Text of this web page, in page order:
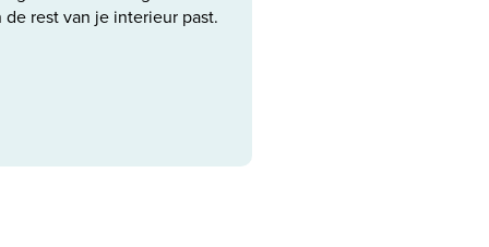
rest van je interieur past.